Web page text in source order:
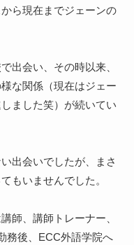
ら現在までジェーンの
出会い、その時以来、
な関係（現在はジェー
ました笑）が続いてい
出会いでしたが、まさ
もいませんでした。
師、講師トレーナー、
務後、ECC外語学院へ